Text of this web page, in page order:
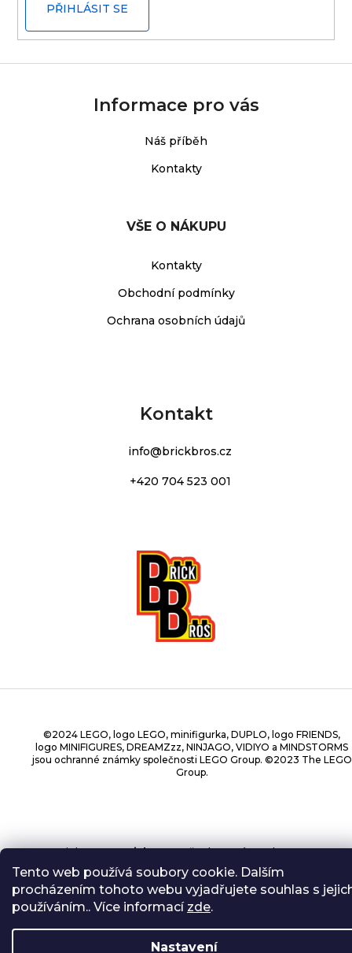
Tento web používá soubory cookie. Dalším
procházením tohoto webu vyjadřujete souhlas s
používáním.. Více informací zde.
Nastavení
PŘIHLÁSIT SE
Informace pro vás
Náš příběh
Kontakty
VŠE O NÁKUPU
Kontakty
Obchodní podmínky
Ochrana osobních údajů
Kontakt
info@brickbros.cz
+420 704 523 001
©2024 LEGO, logo LEGO, minifigurka, DUPLO, logo FRIENDS,
logo MINIFIGURES, DREAMZzz, NINJAGO, VIDIYO a MINDSTORMS
jsou ochranné známky společnosti LEGO Group. ©2023 The LEGO
Group.
Copyright 2026BrickBros. Všechna práva vyhrazena.